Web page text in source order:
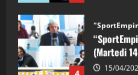
4
(Martedi
15/04/